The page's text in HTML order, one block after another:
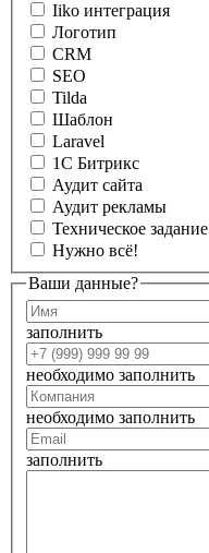
Iiko интеграция
Логотип
CRM
SEO
Tilda
Шаблон
Laravel
1С Битрикс
Аудит сайта
Аудит рекламы
Техническое задание
Нужно всё!
Ваши данные?
заполнить
необходимо заполнить
необходимо заполнить
заполнить